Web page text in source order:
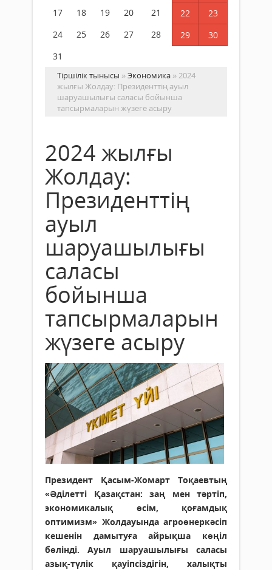
17
18 19 20 21 22
23
24
25 26 27 28 29
30
31
Тіршілік тынысы »Экономика » 2024
жылғы Жолдау: Президенттің ауыл
шаруашылығы саласы бойынша
тапсырмаларын жүзеге асыру
2024 жылғы
Жолдау:
Президенттің
ауыл
шаруашылығы
саласы
бойынша
тапсырмаларын
жүзеге асыру
Президент Қасым-Жомарт Тоқаевтың
«Әділетті Қазақстан: заң мен тәртіп,
экономикалық өсім, қоғамдық
оптимизм» Жолдауында агроөнеркәсіп
кешенін дамытуға айрықша көңіл
бөлінді. Ауыл шаруашылығы саласы
азық-түлік қауіпсіздігін, халықты